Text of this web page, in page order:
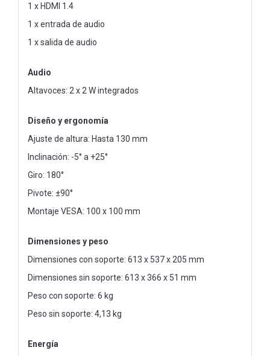
1 x HDMI 1.4
1 x entrada de audio
1 x salida de audio
Audio
Altavoces: 2 x 2 W integrados
Diseño y ergonomía
Ajuste de altura: Hasta 130 mm
Inclinación: -5° a +25°
Giro: 180°
Pivote: ±90°
Montaje VESA: 100 x 100 mm
Dimensiones y peso
Dimensiones con soporte: 613 x 537 x 205 mm
Dimensiones sin soporte: 613 x 366 x 51 mm
Peso con soporte: 6 kg
Peso sin soporte: 4,13 kg
Energía